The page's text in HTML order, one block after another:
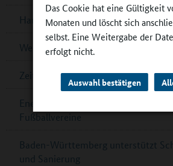
Das Cookie hat eine Gültigkeit
Monaten und löscht sich
selbst. Eine Weitergabe der
erfolgt nicht.
Auswahl bestätigen
Hamburg: Auslandsaufenthalt mit
Weiterbildungsmaster „Kulturelle
Zeitschrift „Die Ganztagsschule“
Energiesparmeister 2024 – für
Fußballvereine
Baden-Württemberg unterstützt
und Sanierung